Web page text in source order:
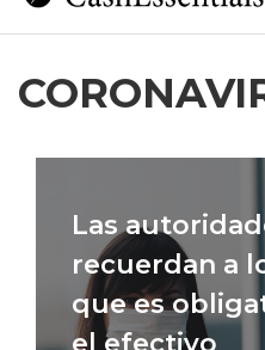
Las
recuerdan a
que es
el efectivo